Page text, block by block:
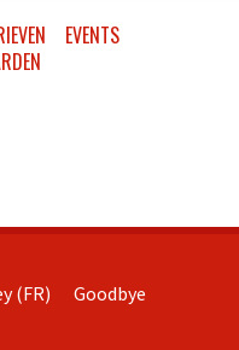
EVENTS
(FR) Goodbye